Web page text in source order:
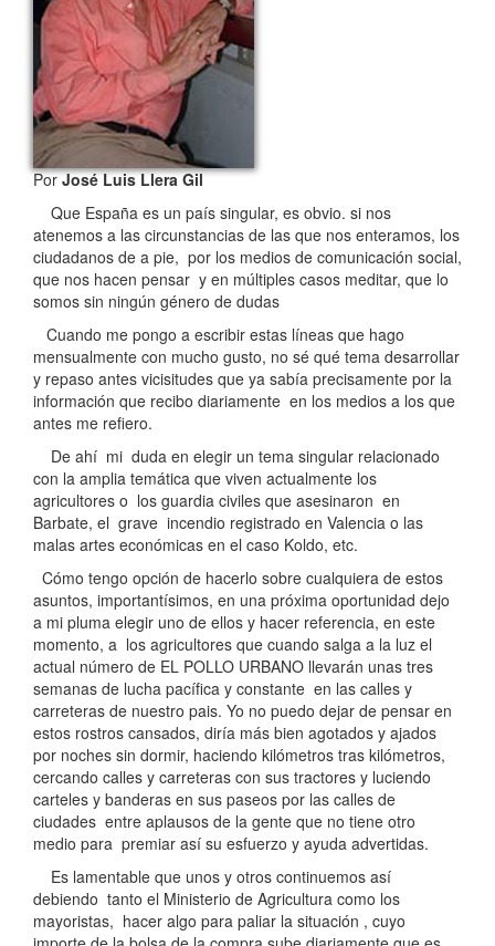
PorJosé Luis Llera Gil
Que España es un país singular, es obvio. si nos
atenemos a las circunstancias de las que nos enteramos, los
ciudadanos de a pie, por los medios de comunicación social,
que nos hacen pensar y en múltiples casos meditar, que lo
somos sin ningún género de dudas
Cuando me pongo a escribir estas líneas que hago
mensualmente con mucho gusto, no sé qué tema desarrollar
y repaso antes vicisitudes que ya sabía precisamente por la
información que recibo diariamente en los medios a los que
antes me refiero.
De ahí mi duda en elegir un tema singular relacionado
con la amplia temática que viven actualmente los
agricultores o los guardia civiles que asesinaron en
Barbate, el grave incendio registrado en Valencia o las
malas artes económicas en el caso Koldo, etc.
Cómo tengo opción de hacerlo sobre cualquiera de estos
asuntos, importantísimos, en una próxima oportunidad dejo
a mi pluma elegir uno de ellos y hacer referencia, en este
momento, a los agricultores que cuando salga a la luz el
actual número de EL POLLO URBANO llevarán unas tres
semanas de lucha pacífica y constante en las calles y
carreteras de nuestro pais. Yo no puedo dejar de pensar en
estos rostros cansados, diría más bien agotados y ajados
por noches sin dormir, haciendo kilómetros tras kilómetros,
cercando calles y carreteras con sus tractores y luciendo
carteles y banderas en sus paseos por las calles de
ciudades entre aplausos de la gente que no tiene otro
medio para premiar así su esfuerzo y ayuda advertidas.
Es lamentable que unos y otros continuemos así
debiendo tanto el Ministerio de Agricultura como los
mayoristas, hacer algo para paliar la situación , cuyo